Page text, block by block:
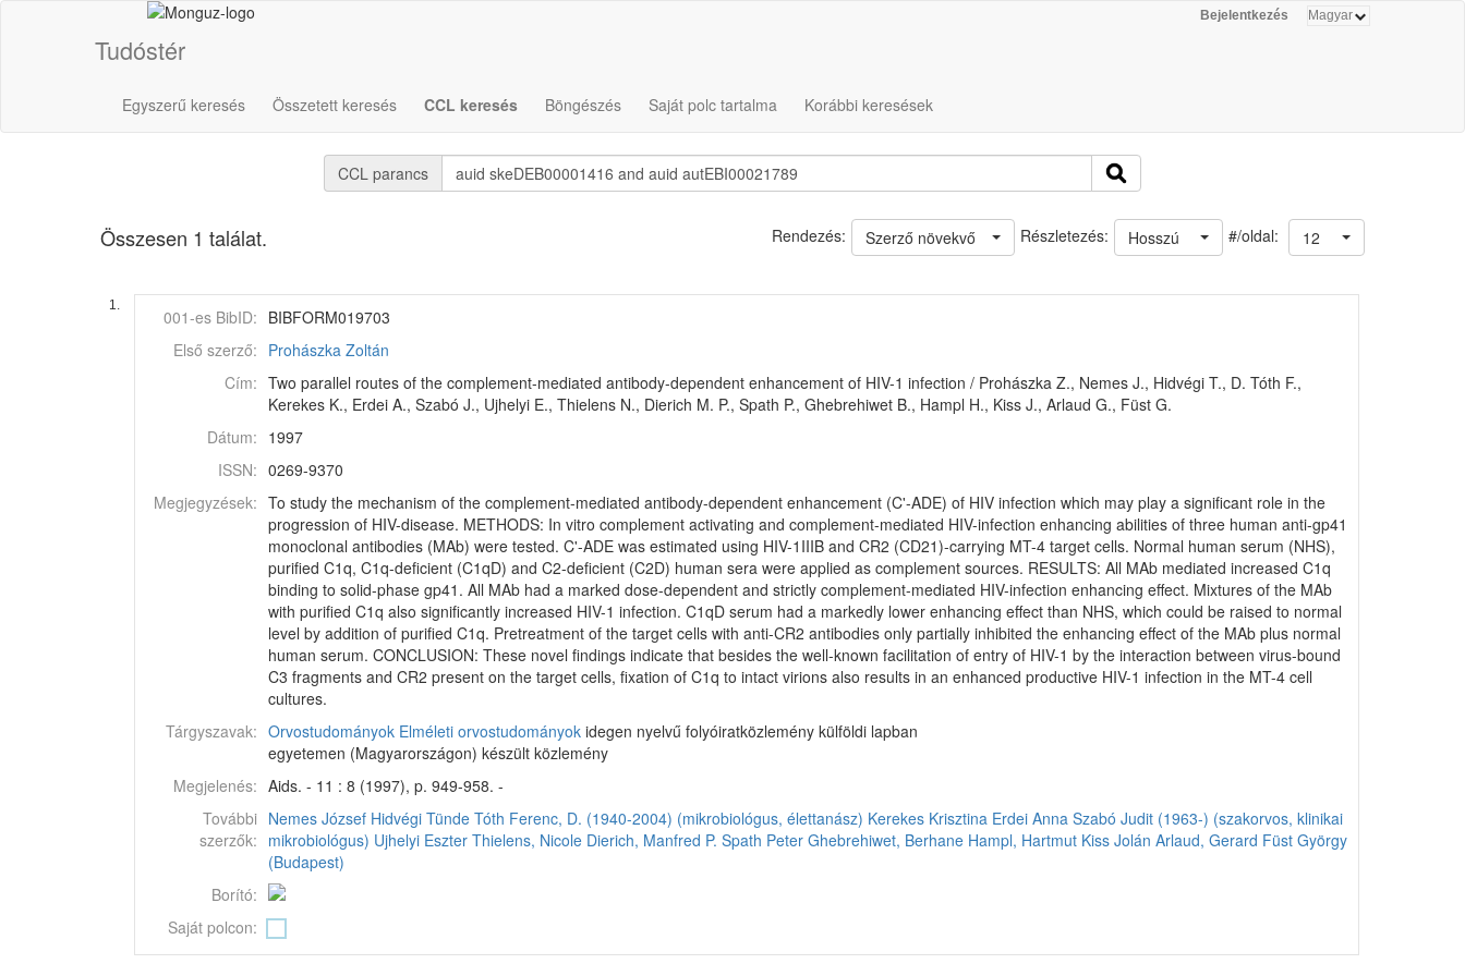
Bejelentkezés
Tudóstér
Egyszerű keresés Összetett keresés CCL keresés Böngészés Saját polc tartalma Korábbi keresések
CCL parancs
Összesen 1 találat. #/oldal: 12
Hosszú
Részletezés:
Rendezés: Szerző növekvő
1.
001-es BibID: BIBFORM019703
Első szerző: Prohászka Zoltán
Cím: Two parallel routes of the complement-mediated antibody-dependent enhancement of HIV-1 infection / Prohászka Z., Nemes J., Hidvégi T., D. Tóth F.,
Kerekes K., Erdei A., Szabó J., Ujhelyi E., Thielens N., Dierich M. P., Spath P., Ghebrehiwet B., Hampl H., Kiss J., Arlaud G., Füst G.
Dátum: 1997
ISSN: 0269-9370
Megjegyzések: To study the mechanism of the complement-mediated antibody-dependent enhancement (C'-ADE) of HIV infection which may play a significant role in the
progression of HIV-disease. METHODS: In vitro complement activating and complement-mediated HIV-infection enhancing abilities of three human anti-gp41
monoclonal antibodies (MAb) were tested. C'-ADE was estimated using HIV-1IIIB and CR2 (CD21)-carrying MT-4 target cells. Normal human serum (NHS),
purified C1q, C1q-deficient (C1qD) and C2-deficient (C2D) human sera were applied as complement sources. RESULTS: All MAb mediated increased C1q
binding to solid-phase gp41. All MAb had a marked dose-dependent and strictly complement-mediated HIV-infection enhancing effect. Mixtures of the MAb
with purified C1q also significantly increased HIV-1 infection. C1qD serum had a markedly lower enhancing effect than NHS, which could be raised to normal
level by addition of purified C1q. Pretreatment of the target cells with anti-CR2 antibodies only partially inhibited the enhancing effect of the MAb plus normal
human serum. CONCLUSION: These novel findings indicate that besides the well-known facilitation of entry of HIV-1 by the interaction between virus-bound
C3 fragments and CR2 present on the target cells, fixation of C1q to intact virions also results in an enhanced productive HIV-1 infection in the MT-4 cell
cultures.
Tárgyszavak: Orvostudományok Elméleti orvostudományok idegen nyelvű folyóiratközlemény külföldi lapban
egyetemen (Magyarországon) készült közlemény
Megjelenés: Aids. - 11 : 8 (1997), p. 949-958. -
További
szerzők:
Nemes József Hidvégi Tünde Tóth Ferenc, D. (1940-2004) (mikrobiológus, élettanász) Kerekes Krisztina Erdei Anna Szabó Judit (1963-) (szakorvos, klinikai
mikrobiológus) Ujhelyi Eszter Thielens, Nicole Dierich, Manfred P. Spath Peter Ghebrehiwet, Berhane Hampl, Hartmut Kiss Jolán Arlaud, Gerard Füst György
(Budapest)
Borító:
Saját polcon: